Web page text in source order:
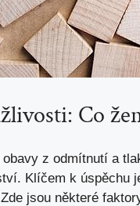
Co
z odmítnutí a
Klíčem k úspěchu
jsou některé